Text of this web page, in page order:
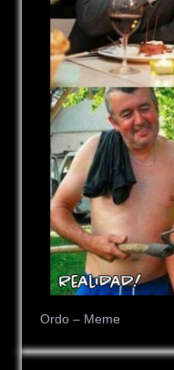
Ordo – Meme